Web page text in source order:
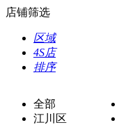
店铺筛选
区域
4S店
排序
全部
江川区